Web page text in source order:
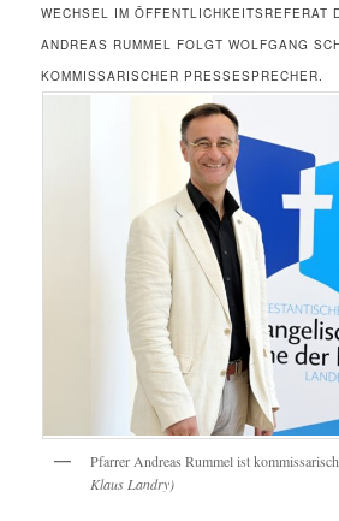
WECHSEL IM ÖFFENTLICHKEITSREFERAT
ANDREAS RUMMEL FOLGT WOLFGANG
KOMMISSARISCHER PRESSESPRECHER.
Pfarrer Andreas Rummel ist
Klaus Landry)